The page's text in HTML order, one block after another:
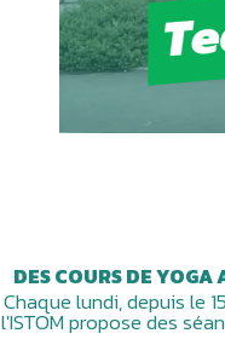
DES COURS DE
Chaque lundi, depuis le
l'ISTOM propose des